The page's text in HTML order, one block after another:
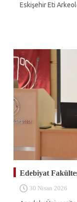
Eskişehir Eti
Edebiyat
30 Nisan 2026